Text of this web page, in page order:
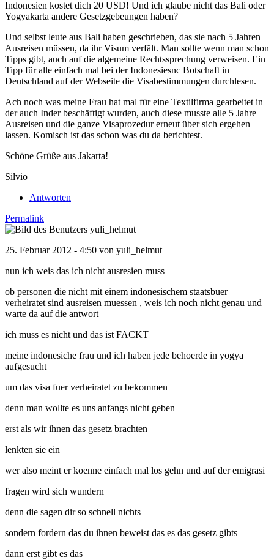
Indonesien kostet dich 20 USD! Und ich glaube nicht das Bali oder
Yogyakarta andere Gesetzgebeungen haben?
Und selbst leute aus Bali haben geschrieben, das sie nach 5 Jahren
Ausreisen müssen, da ihr Visum verfält. Man sollte wenn man schon
Tipps gibt, auch auf die algemeine Rechtssprechung verweisen. Ein
Tipp für alle einfach mal bei der Indonesiesnc Botschaft in
Deutschland auf der Webseite die Visabestimmungen durchlesen.
Ach noch was meine Frau hat mal für eine Textilfirma gearbeitet in
der auch Inder beschäftigt wurden, auch diese musste alle 5 Jahre
Ausreisen und die ganze Visaprozedur erneut über sich ergehen
lassen. Komisch ist das schon was du da berichtest.
Schöne Grüße aus Jakarta!
Silvio
Antworten
Permalink
25. Februar 2012 - 4:50 von yuli_helmut
nun ich weis das ich nicht ausresien muss
ob personen die nicht mit einem indonesischem staatsbuer
verheiratet sind ausreisen muessen , weis ich noch nicht genau und
warte da auf die antwort
ich muss es nicht und das ist FACKT
meine indonesiche frau und ich haben jede behoerde in yogya
aufgesucht
um das visa fuer verheiratet zu bekommen
denn man wollte es uns anfangs nicht geben
erst als wir ihnen das gesetz brachten
lenkten sie ein
wer also meint er koenne einfach mal los gehn und auf der emigrasi
fragen wird sich wundern
denn die sagen dir so schnell nichts
sondern fordern das du ihnen beweist das es das gesetz gibts
dann erst gibt es das